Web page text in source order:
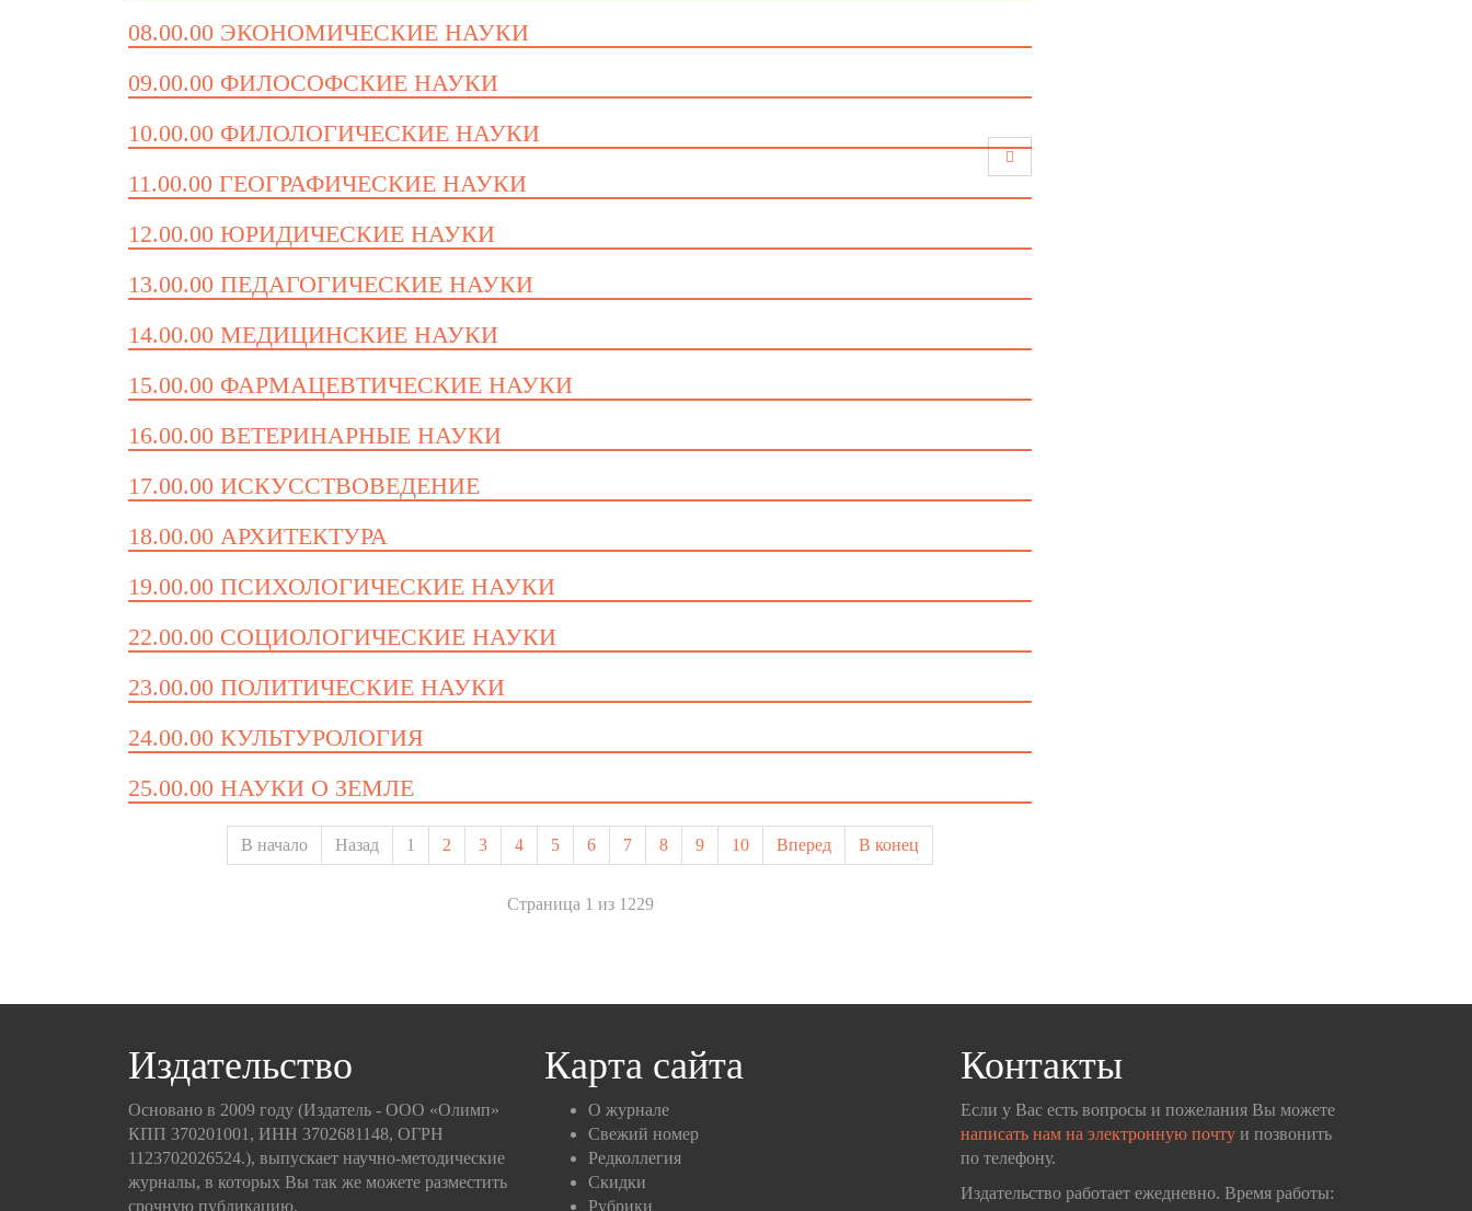
08.00.00 ЭКОНОМИЧЕСКИЕ НАУКИ
09.00.00 ФИЛОСОФСКИЕ НАУКИ
10.00.00 ФИЛОЛОГИЧЕСКИЕ НАУКИ
11.00.00 ГЕОГРАФИЧЕСКИЕ НАУКИ
12.00.00 ЮРИДИЧЕСКИЕ НАУКИ
13.00.00 ПЕДАГОГИЧЕСКИЕ НАУКИ
14.00.00 МЕДИЦИНСКИЕ НАУКИ
15.00.00 ФАРМАЦЕВТИЧЕСКИЕ НАУКИ
16.00.00 ВЕТЕРИНАРНЫЕ НАУКИ
17.00.00 ИСКУССТВОВЕДЕНИЕ
18.00.00 АРХИТЕКТУРА
19.00.00 ПСИХОЛОГИЧЕСКИЕ НАУКИ
22.00.00 СОЦИОЛОГИЧЕСКИЕ НАУКИ
23.00.00 ПОЛИТИЧЕСКИЕ НАУКИ
24.00.00 КУЛЬТУРОЛОГИЯ
25.00.00 НАУКИ О ЗЕМЛЕ
В начало Назад 1 2 3 4 5 6 7 8 9 10 Вперед В конец
Страница 1 из 1229
Издательство
Основано в 2009 году (Издатель - ООО «Олимп»
КПП 370201001, ИНН 3702681148, ОГРН
1123702026524.), выпускает научно-методические
журналы, в которых Вы так же можете разместить
срочную публикацию.
Карта сайта
О журнале
Свежий номер
Редколлегия
Скидки
Рубрики
Контакты
Если у Вас есть вопросы и пожелания Вы можете
написать нам на электронную почту и позвонить
по телефону.
Издательство работает ежедневно. Время работы: